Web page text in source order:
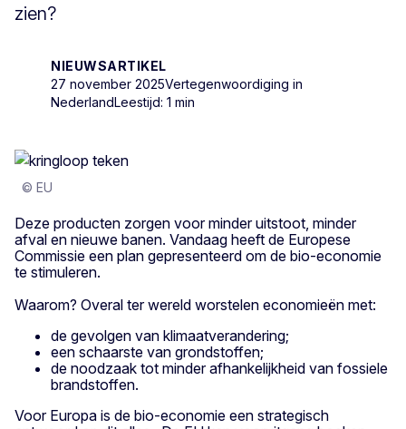
zien?
NIEUWSARTIKEL
27 november 2025Vertegenwoordiging in
NederlandLeestijd: 1 min
© EU
Deze producten zorgen voor minder uitstoot, minder
afval en nieuwe banen. Vandaag heeft de Europese
Commissie een plan gepresenteerd om de bio-economie
te stimuleren.
Waarom? Overal ter wereld worstelen economieën met:
de gevolgen van klimaatverandering;
een schaarste van grondstoffen;
de noodzaak tot minder afhankelijkheid van fossiele
brandstoffen.
Voor Europa is de bio-economie een strategisch